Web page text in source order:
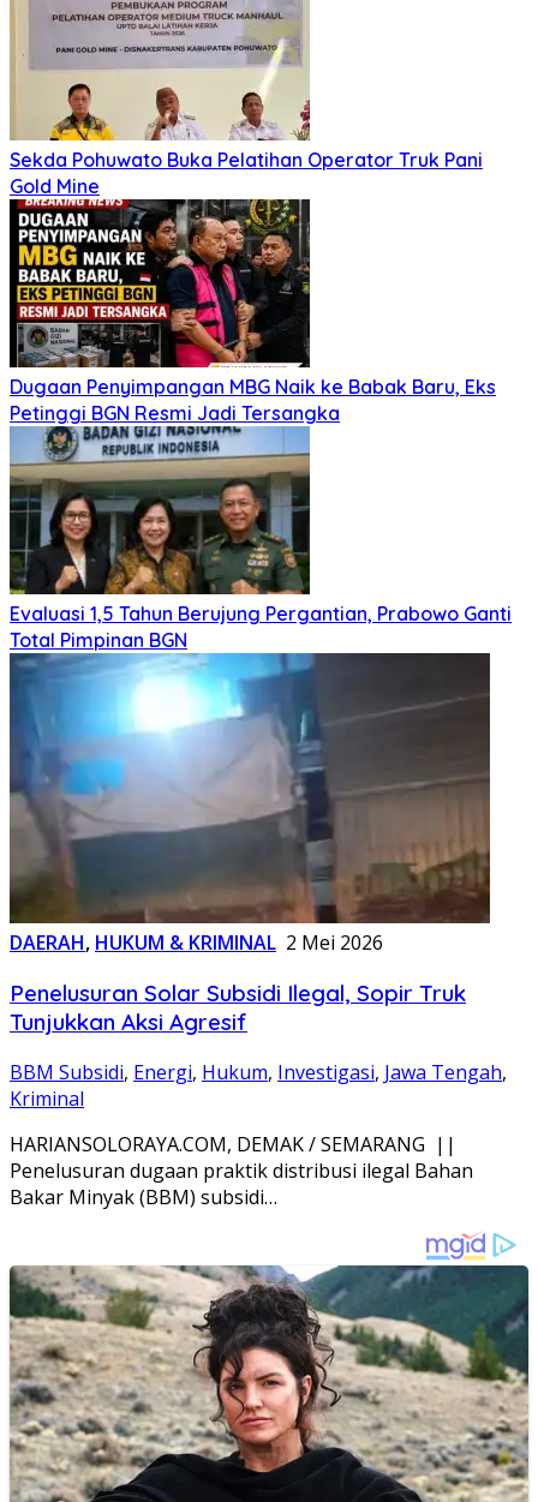
Sekda Pohuwato Buka Pelatihan Operator Truk Pani
Gold Mine
Dugaan Penyimpangan MBG Naik ke Babak Baru, Eks
Petinggi BGN Resmi Jadi Tersangka
Evaluasi 1,5 Tahun Berujung Pergantian, Prabowo Ganti
Total Pimpinan BGN
DAERAH, HUKUM & KRIMINAL 2 Mei 2026
Penelusuran Solar Subsidi Ilegal, Sopir Truk
Tunjukkan Aksi Agresif
BBM Subsidi, Energi, Hukum, Investigasi, Jawa Tengah,
Kriminal
HARIANSOLORAYA.COM, DEMAK / SEMARANG ||
Penelusuran dugaan praktik distribusi ilegal Bahan
Bakar Minyak (BBM) subsidi…